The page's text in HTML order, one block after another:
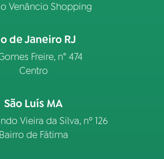
Venâncio Shopping
de Janeiro RJ
Freire, n° 474
Centro
São Luís MA
Vieira da Silva, nº 126
Bairro de Fátima